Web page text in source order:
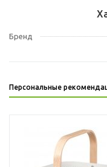
Бренд
Персональные